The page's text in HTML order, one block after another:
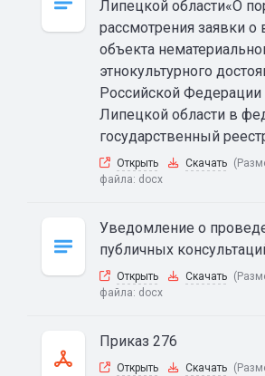
Липецкой области«О
рассмотрения заявки
объекта
этнокультурного
Российской Федерации
Липецкой области в
государственный
Открыть Скачать
файла: docx
Уведомление о
публичных
Открыть Скачать
файла: docx
Приказ 276
Открыть Скачать